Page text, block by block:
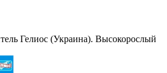
Гелиос (Украина). Высокорослый